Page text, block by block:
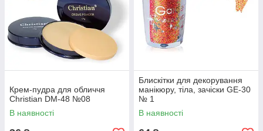
Крем-пудра для обличчя
Christian DM-48 №08
В наявності
Блискітки для декорування
манікюру, тіла, зачіски GE-30
№ 1
В наявності